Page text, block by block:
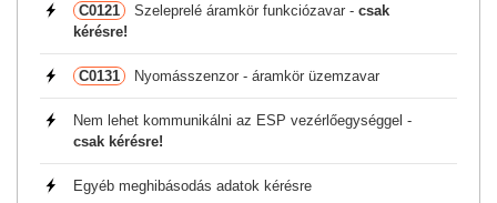
C0121 Szeleprelé áramkör funkciózavar - csak
kérésre!
C0131 Nyomásszenzor - áramkör üzemzavar
Nem lehet kommunikálni az ESP vezérlőegységgel -
csak kérésre!
Egyéb meghibásodás adatok kérésre